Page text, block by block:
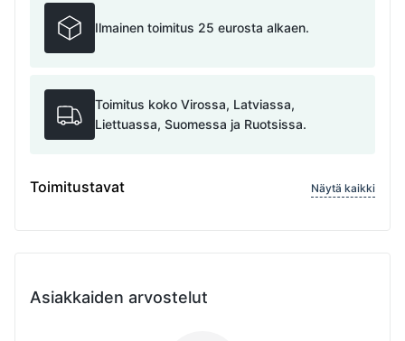
Ilmainen toimitus 25 eurosta alkaen.
Toimitus koko Virossa, Latviassa,
Liettuassa, Suomessa ja Ruotsissa.
Toimitustavat Näytä kaikki
Asiakkaiden arvostelut